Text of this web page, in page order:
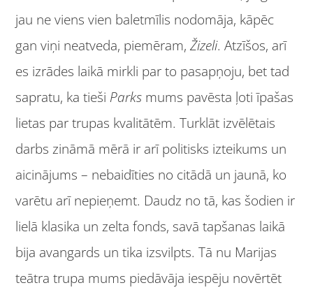
jau ne viens vien baletmīlis nodomāja, kāpēc
gan viņi neatveda, piemēram,Žizeli. Atzīšos, arī
es izrādes laikā mirkli par to pasapņoju, bet tad
sapratu, ka tieši Parks mums pavēsta ļoti īpašas
lietas par trupas kvalitātēm. Turklāt izvēlētais
darbs zināmā mērā ir arī politisks izteikums un
aicinājums – nebaidīties no citādā un jaunā, ko
varētu arī nepieņemt. Daudz no tā, kas šodien ir
lielā klasika un zelta fonds, savā tapšanas laikā
bija avangards un tika izsvilpts. Tā nu Marijas
teātra trupa mums piedāvāja iespēju novērtēt